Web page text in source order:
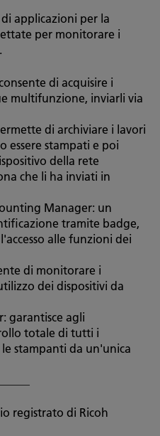
applicazioni per la
per monitorare i
di acquisire i
multifunzione, inviarli via
di archiviare i lavori
essere stampati e poi
della rete
che li ha inviati in
Manager: un
tramite badge,
alle funzioni dei
di monitorare i
dei dispositivi da
garantisce agli
totale di tutti i
stampanti da un'unica
registrato di Ricoh